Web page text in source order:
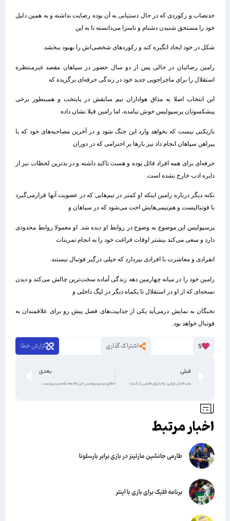
حدنصاب و رکوردی که در حال دستیابی به آن بوده رضایت نداشته و به همین دلیل
خود را مستحق شنیدن دشنام و ناسزا می‌دانسته تا به این
شکل در خود ایجاد انگیزه کند و رکوردهای شخصی‌اش را بهبود ببخشد.
رامین رضائیان در حالی پس از دو سال حضور در سپاهان مقصد غیرمنتظره
استقلال را برای ماجراجویی جدید خود در زندگی حرفه‌ای برگزیده که
این انتخاب اصلا به مذاق هواداران تیم سابقش در پایتخت و همینطور برخی
پیشکسوتان پرسپولیس خوش نیامده، اما رامین قبلا نشان داده
بازیکنی نیست که بخواهد وارد این جنگ شود و در آخرین مصاحبه‌های خود که با
پیراهن سپاهان انجام داد نیز بارها بر احترامی که در دوران
حرفه‌ای برای همه افراد قائل بوده و هست تاکید داشته و در بدترین لحظات نیز از
دایره ادب خارج نشده است.
نکته دیگر درباره رامین اینکه او کمتر در تیم‌هایی که در عضویت آنها قرارمی‌گیرد
با فوتبالیست‌ و هم‌تیمی‌هایش اخت می‌شود که در سپاهان و
پرسپولیس این موضوع به وضوح در روابط او دیده شد. او معمولا روابط محدودی
دارد و سعی می‌کند بیشتر اوقات فراغت خود را به انجام تمرینات
انفرادی و معاشرت با افرادی بپردازد که خیلی درگیر فوتبال نیستند.
رامین خود را در میانه چهارمین دهه زندگی آماده سخت‌ترین چالش می‌کند و دیدن
نسخه‌ای که از او در استقلال تا یکماه دیگر در لیگ داخلی و
نخبگان به نمایش درمی‌آید یکی از جذابیت‌های فصل پیش رو برای علاقمندان به
فوتبال خواهد بود.
5 اشتراک گذاری گزارش خطا
قبلی
بمب‌افکن ایرانی: راه را برای طارمی باز کنید!
بعدی
خطایِ دیدِ پرسپولیس، این فاجعه، تقصیر بیرو نیست!
اخبار مرتبط
طارمی جانشین مارتینز در بازی برابر بارسلونا
برنامه فلیک برای بازی با اینتر